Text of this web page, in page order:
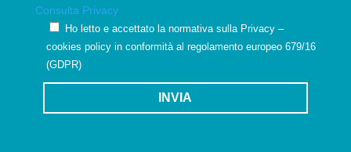
Consulta Privacy
Ho letto e accettato la normativa sulla Privacy –
cookies policy in conformità al regolamento europeo 679/16
(GDPR)
INVIA